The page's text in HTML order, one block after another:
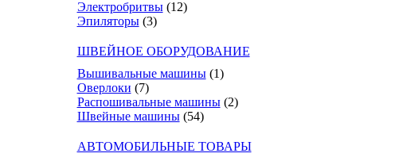
Электробритвы (12)
Эпиляторы (3)
ШВЕЙНОЕ ОБОРУДОВАНИЕ
Вышивальные машины (1)
Оверлоки (7)
Распошивальные машины (2)
Швейные машины (54)
АВТОМОБИЛЬНЫЕ ТОВАРЫ